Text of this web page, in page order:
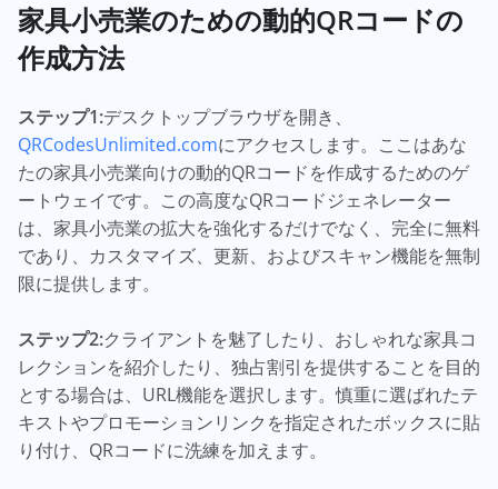
家具小売業のための動的QRコードの
作成方法
ステップ1:デスクトップブラウザを開き、
QRCodesUnlimited.comにアクセスします。ここはあな
たの家具小売業向けの動的QRコードを作成するためのゲ
ートウェイです。この高度なQRコードジェネレーター
は、家具小売業の拡大を強化するだけでなく、完全に無料
であり、カスタマイズ、更新、およびスキャン機能を無制
限に提供します。
ステップ2:クライアントを魅了したり、おしゃれな家具コ
レクションを紹介したり、独占割引を提供することを目的
とする場合は、URL機能を選択します。慎重に選ばれたテ
キストやプロモーションリンクを指定されたボックスに貼
り付け、QRコードに洗練を加えます。